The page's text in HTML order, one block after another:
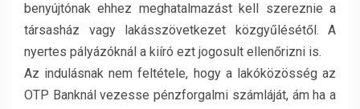
benyújtónak ehhez meghatalmazást kell szereznie a
társasház vagy lakásszövetkezet közgyűlésétől. A
nyertes pályázóknál a kiíró ezt jogosult ellenőrizni is.
Az indulásnak nem feltétele, hogy a lakóközösség az
OTP Banknál vezesse pénzforgalmi számláját, ám ha a